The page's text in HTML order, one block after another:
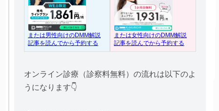
または男性向けのDMM解説
記事を読んでから予約する
または女性向けのDMM解説
記事を読んでから予約する
オンライン診療（診察料無料）の流れは以下のよ
うになります👇